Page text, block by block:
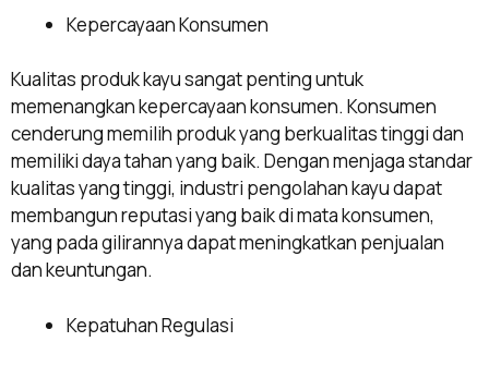
Kepercayaan Konsumen
Kualitas produk kayu sangat penting untuk
memenangkan kepercayaan konsumen. Konsumen
cenderung memilih produk yang berkualitas tinggi dan
memiliki daya tahan yang baik. Dengan menjaga standar
kualitas yang tinggi, industri pengolahan kayu dapat
membangun reputasi yang baik di mata konsumen,
yang pada gilirannya dapat meningkatkan penjualan
dan keuntungan.
Kepatuhan Regulasi